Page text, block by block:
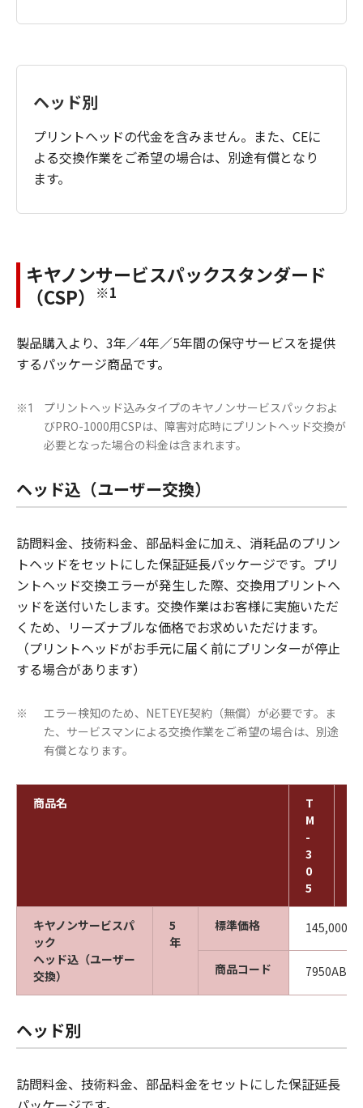
ヘッド別
プリントヘッドの代金を含みません。また、CEに
よる交換作業をご希望の場合は、別途有償となり
ます。
キヤノンサービスパックスタンダード
（CSP）
※1
製品購入より、3年／4年／5年間の保守サービスを提供
するパッケージ商品です。
※1
プリントヘッド込みタイプのキヤノンサービスパックおよ
びPRO-1000用CSPは、障害対応時にプリントヘッド交換が
必要となった場合の料金は含まれます。
ヘッド込（ユーザー交換）
訪問料金、技術料金、部品料金に加え、消耗品のプリン
トヘッドをセットにした保証延長パッケージです。プリ
ントヘッド交換エラーが発生した際、交換用プリントヘ
ッドを送付いたします。交換作業はお客様に実施いただ
くため、リーズナブルな価格でお求めいただけます。
（プリントヘッドがお手元に届く前にプリンターが停止
する場合があります）
※
エラー検知のため、NETEYE契約（無償）が必要です。ま
た、サービスマンによる交換作業をご希望の場合は、別途
有償となります。
商品名
T
M
-
3
0
5
キヤノンサービスパ
ック
ヘッド込（ユーザー
交換）
5
年
標準価格 145,000円
商品コード 7950AB04
ヘッド別
訪問料金、技術料金、部品料金をセットにした保証延長